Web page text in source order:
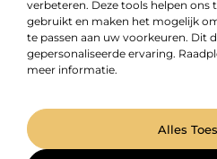
verbeteren. Deze tools helpen ons
gebruikt en maken het mogelijk
te passen aan uw voorkeuren. Dit
gepersonaliseerde ervaring.
meer informatie.
Alles
Digitalk.nl – Ontdek,
@2025 All Right Reserved.